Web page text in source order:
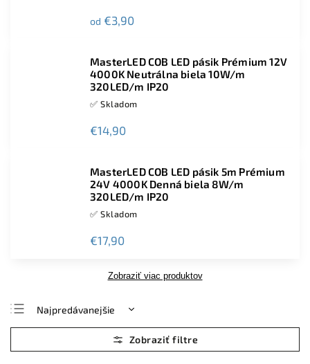
od €3,90
MasterLED COB LED pásik Prémium 12V
4000K Neutrálna biela 10W/m
320LED/m IP20
✅ Skladom
€14,90
MasterLED COB LED pásik 5m Prémium
24V 4000K Denná biela 8W/m
320LED/m IP20
✅ Skladom
€17,90
Zobraziť viac produktov
Najpredávanejšie
Najlacnejšie
Najdrahšie